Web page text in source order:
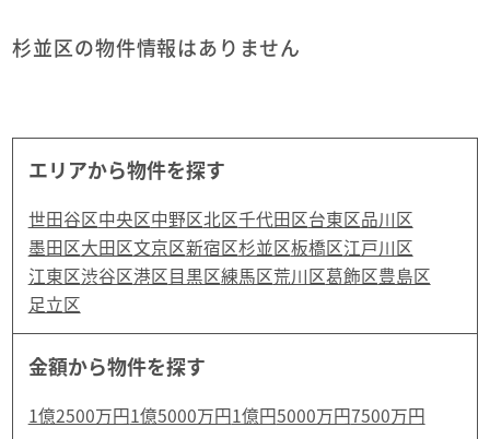
エリアから物件を探す
世田谷区中央区中野区北区千代田区台東区品川区
墨田区大田区文京区新宿区杉並区板橋区江戸川区
江東区渋谷区港区目黒区練馬区荒川区葛飾区豊島区
足立区
金額から物件を探す
1億2500万円1億5000万円1億円5000万円7500万円
杉並区の物件情報はありません